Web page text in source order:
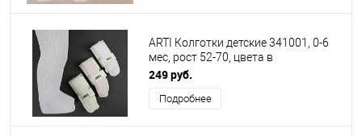
ARTI Колготки детские 341001, 0-6
мес, рост 52-70, цвета в
ассортименте
249 руб.
Подробнее